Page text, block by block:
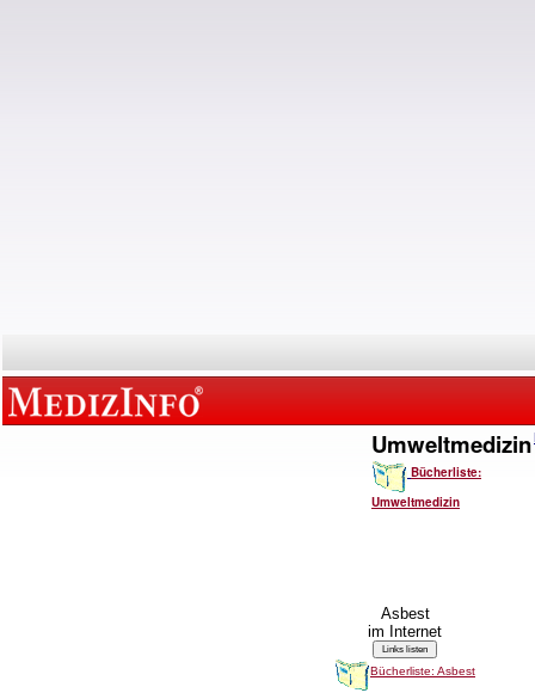
Umweltmedizin
Bücherliste:
Umweltmedizin
Asbest
im Internet
Bücherliste: Asbest